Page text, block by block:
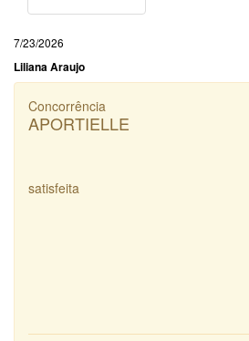
7/23/2026
Liliana Araujo
Concorrência
APORTIELLE
satisfeita